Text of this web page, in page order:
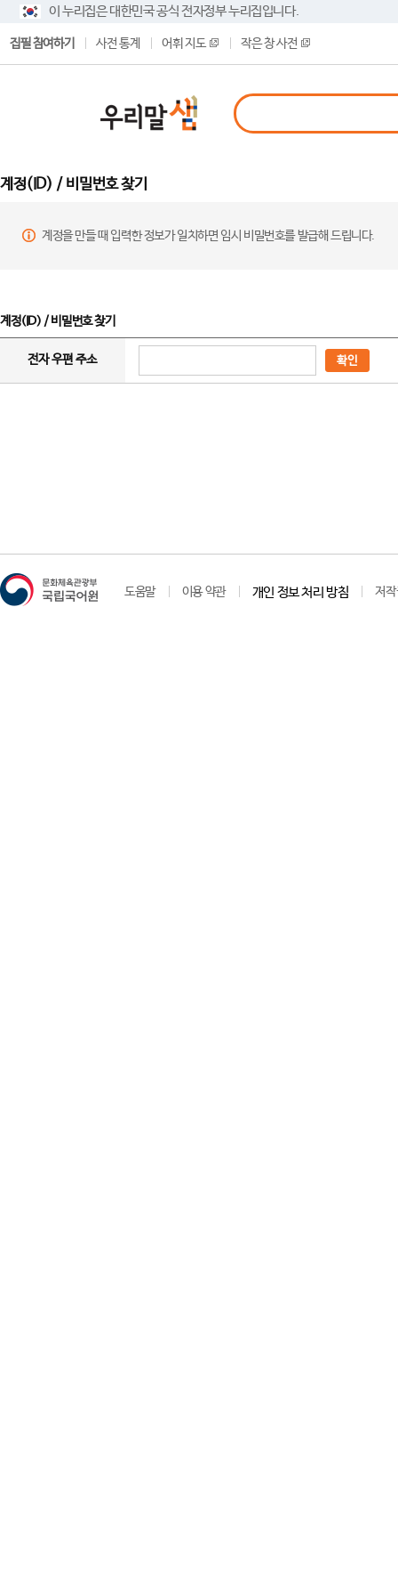
이 누리집은 대한민국 공식 전자정부 누리집입니다.
집필 참여하기 사전 통계 어휘 지도 작은 창 사전
계정(ID) / 비밀번호 찾기
계정을 만들 때 입력한 정보가 일치하면 임시 비밀번호를 발급해 드립니다.
계정(ID) / 비밀번호 찾기
전자 우편 주소 확인
도움말 이용 약관 개인 정보 처리 방침 저